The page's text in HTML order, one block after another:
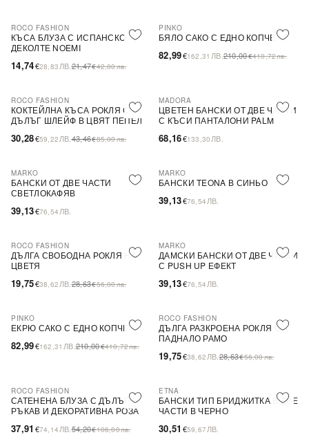
-31%
ROCO FASHION
КЪСА БЛУЗА С ИСПАНСКО
ДЕКОЛТЕ NOEMI
14,74€28,83 ЛВ.21,47€42,00лв.
-60%
PINKO
БЯЛО САКО С ЕДНО КОПЧЕ
82,99€162,31 ЛВ.210,00€410,72лв.
-30%
ROCO FASHION
КОКТЕЙЛНА КЪСА РОКЛЯ С
ДЪЛЪГ ШЛЕЙФ В ЦВЯТ ПЕПЕЛ
30,28€59,22 ЛВ.43,46€85,00лв.
MADORA
ЦВЕТЕН БАНСКИ ОТ ДВЕ ЧАСТИ
С КЪСИ ПАНТАЛОНИ PALM
68,16€133,30 ЛВ.
MARKO
БАНСКИ ОТ ДВЕ ЧАСТИ
СВЕТЛОКАФЯВ
39,13€76,54 ЛВ.
MARKO
БАНСКИ TEONA В СИНЬО
39,13€76,54 ЛВ.
-31%
ROCO FASHION
ДЪЛГА СВОБОДНА РОКЛЯ НА
ЦВЕТЯ
19,75€38,62 ЛВ.28,63€56,00лв.
MARKO
ДАМСКИ БАНСКИ ОТ ДВЕ ЧАСТИ
С PUSH UP ЕФЕКТ
39,13€76,54 ЛВ.
-60%
PINKO
ЕКРЮ САКО С ЕДНО КОПЧЕ
82,99€162,31 ЛВ.210,00€410,72лв.
-31%
ROCO FASHION
ДЪЛГА РАЗКРОЕНА РОКЛЯ С
ПАДНАЛО РАМО
19,75€38,62 ЛВ.28,63€56,00лв.
-30%
ROCO FASHION
САТЕНЕНА БЛУЗА С ДЪЛЪГ
РЪКАВ И ДЕКОРАТИВНА РОЗА
37,91 €74,14 ЛВ.54,20€106,00лв.
ETNA
БАНСКИ ТИП БРИДЖИТКА В ДВЕ
ЧАСТИ В ЧЕРНО
30,51 €59,67 ЛВ.